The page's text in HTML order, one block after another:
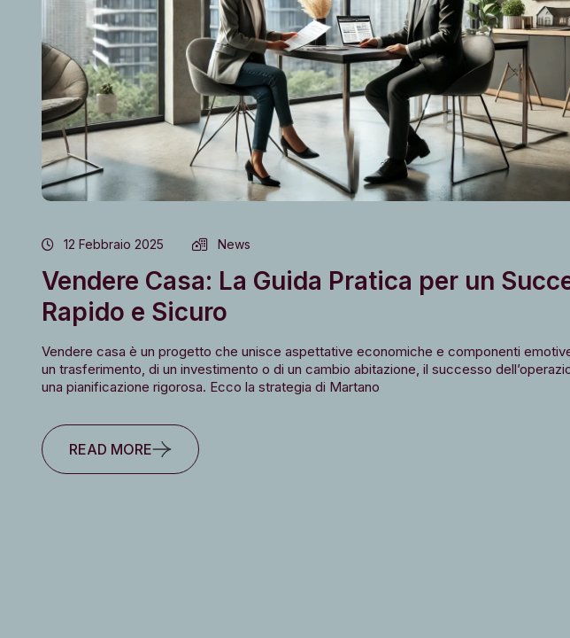
12 Febbraio 2025 News
Vendere Casa: La Guida Pratica per un
Rapido e Sicuro
Vendere casa è un progetto che unisce aspettative economiche e componenti
un trasferimento, di un investimento o di un cambio abitazione, il successo
una pianificazione rigorosa. Ecco la strategia di Martano
READ MORE